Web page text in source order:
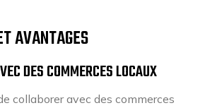
AVANTAGES
DES COMMERCES LOCAUX
collaborer avec des commerces